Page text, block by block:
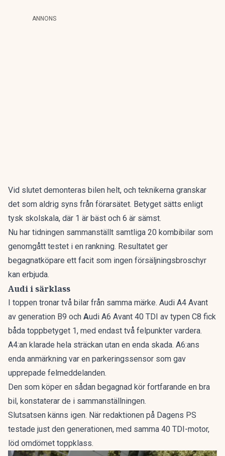
ANNONS
Vid slutet demonteras bilen helt, och teknikerna granskar
det som aldrig syns från förarsätet. Betyget sätts enligt
tysk skolskala, där 1 är bäst och 6 är sämst.
Nu har tidningen sammanställt samtliga 20 kombibilar som
genomgått testet i en rankning. Resultatet ger
begagnatköpare ett facit som ingen försäljningsbroschyr
kan erbjuda.
Audi i särklass
I toppen tronar två bilar från samma märke. Audi A4 Avant
av generation B9 och Audi A6 Avant 40 TDI av typen C8 fick
båda toppbetyget 1, med endast två felpunkter vardera.
A4:an klarade hela sträckan utan en enda skada. A6:ans
enda anmärkning var en parkeringssensor som gav
upprepade felmeddelanden.
Den som köper en sådan begagnad kör fortfarande en bra
bil, konstaterar de i sammanställningen.
Slutsatsen känns igen. När redaktionen på Dagens PS
testade just den generationen, med samma 40 TDI-motor,
löd omdömet toppklass.